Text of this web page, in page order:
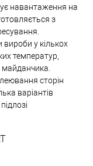
навантаження на
з
у кількох
температур,
сторін
варіантів